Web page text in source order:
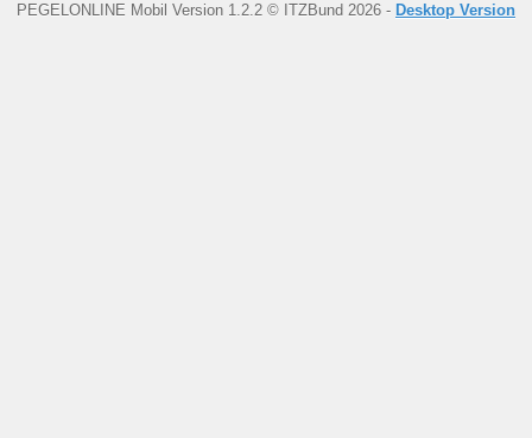
PEGELONLINE Mobil Version 1.2.2 © ITZBund 2026 - Desktop Version